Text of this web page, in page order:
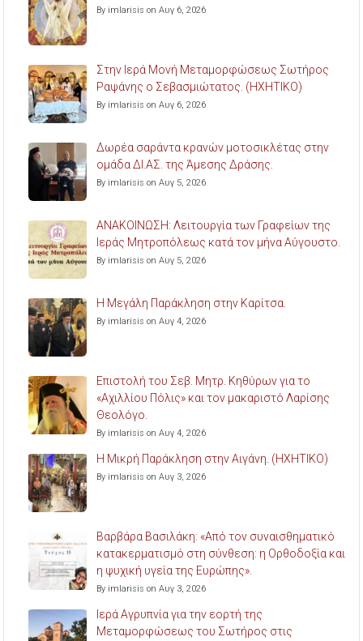
By imlarisis on Αυγ 6, 2026
Στην Ιερά Μονή Μεταμορφώσεως Σωτήρος
Ραψάνης ο Σεβασμιώτατος. (ΗΧΗΤΙΚΟ)
By imlarisis on Αυγ 6, 2026
Δωρέα σαράντα κρανών μοτοσικλέτας στην
ομάδα ΔΙ.ΑΣ. της Άμεσης Δράσης.
By imlarisis on Αυγ 5, 2026
ΑΝΑΚΟΙΝΩΣΗ: Λειτουργία των Γραφείων της
Ιεράς Μητροπόλεως κατά τον μήνα Αύγουστο.
By imlarisis on Αυγ 5, 2026
Η Μεγάλη Παράκληση στην Καρίτσα.
By imlarisis on Αυγ 4, 2026
Επιστολή του Σεβ. Μητρ. Κηθύρων για το
«Αχιλλίου Πόλις» και τον μακαριστό Λαρίσης
Θεολόγο.
By imlarisis on Αυγ 4, 2026
Η Μικρή Παράκληση στην Αιγάνη. (ΗΧΗΤΙΚΟ)
By imlarisis on Αυγ 3, 2026
Βαρβάρα Βασιλάκη: «Από τον συναισθηματικό
κατακερματισμό στη σύνθεση: η Ορθοδοξία και
η ψυχική υγεία της Ευρώπης».
By imlarisis on Αυγ 3, 2026
Ιερά Αγρυπνία για την εορτή της
Μεταμορφώσεως του Σωτήρος στις